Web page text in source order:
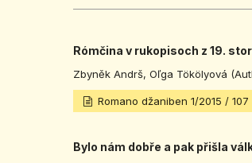
Rómčina v rukopisoch z 19.
Zbyněk Andrš, Oľga Tökölyová
Romano džaniben 1/2015 /
Bylo nám dobře a pak přišla